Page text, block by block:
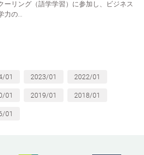
ーリング（語学学習）に参加し、ビジネス
力の...
01 2023/01 2022/01
01 2019/01 2018/01
01